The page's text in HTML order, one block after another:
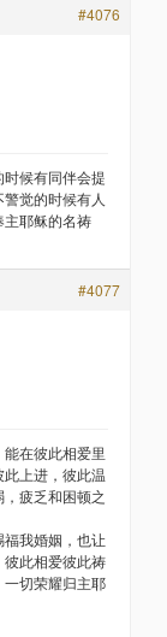
#4076
候有同伴会提
觉的时候有人
耶稣的名祷
#4077
在彼此相爱里
上进，彼此温
疲乏和困顿之
我婚姻，也让
此相爱彼此祷
切荣耀归主耶